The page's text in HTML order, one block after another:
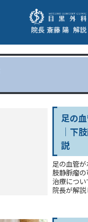
足の
｜下
説
足の血管
肢静脈瘤
治療につ
院長が解説